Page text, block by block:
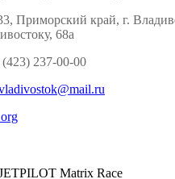
Приморский край, г.
68а
237-00-00